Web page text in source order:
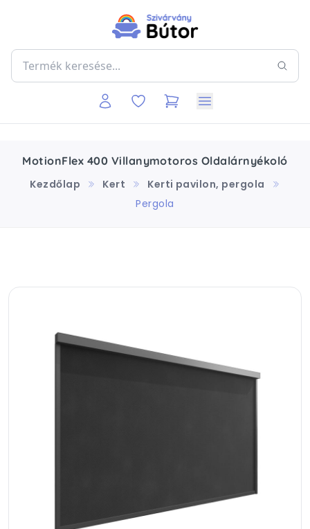
MotionFlex 400 Villanymotoros Oldalárnyékoló
Kezdőlap
Kert
Kerti pavilon, pergola
Pergola